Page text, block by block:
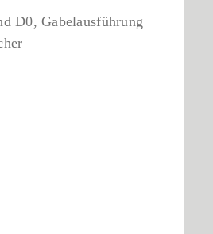
D0, Gabelausführung